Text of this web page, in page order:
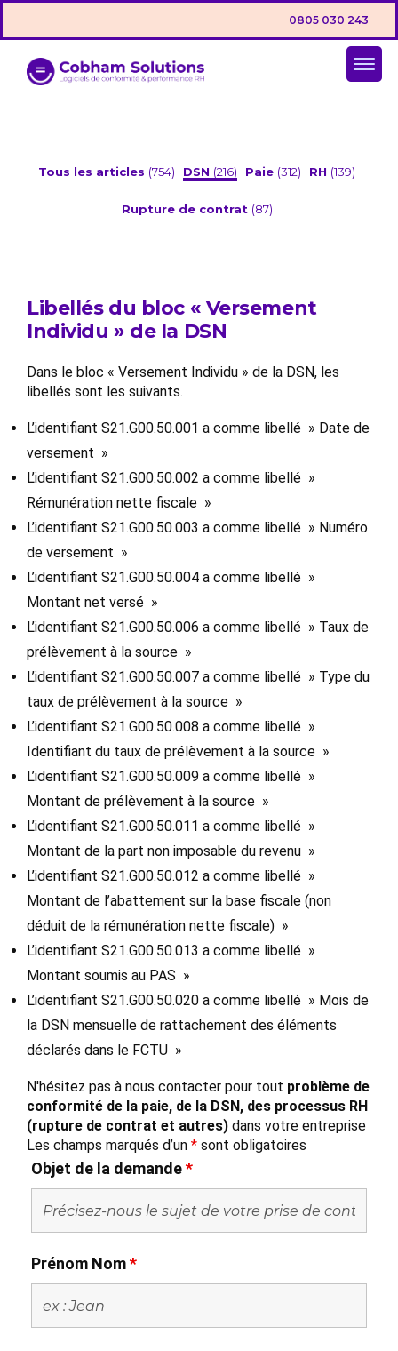
0805 030 243
Tous les articles (754) DSN (216) Paie (312) RH (139)
Rupture de contrat (87)
Libellés du bloc « Versement
Individu » de la DSN
Dans le bloc « Versement Individu » de la DSN, les
libellés sont les suivants.
L’identifiant S21.G00.50.001 a comme libellé » Date de
versement »
L’identifiant S21.G00.50.002 a comme libellé »
Rémunération nette fiscale »
L’identifiant S21.G00.50.003 a comme libellé » Numéro
de versement »
L’identifiant S21.G00.50.004 a comme libellé »
Montant net versé »
L’identifiant S21.G00.50.006 a comme libellé » Taux de
prélèvement à la source »
L’identifiant S21.G00.50.007 a comme libellé » Type du
taux de prélèvement à la source »
L’identifiant S21.G00.50.008 a comme libellé »
Identifiant du taux de prélèvement à la source »
L’identifiant S21.G00.50.009 a comme libellé »
Montant de prélèvement à la source »
L’identifiant S21.G00.50.011 a comme libellé »
Montant de la part non imposable du revenu »
L’identifiant S21.G00.50.012 a comme libellé »
Montant de l’abattement sur la base fiscale (non
déduit de la rémunération nette fiscale) »
L’identifiant S21.G00.50.013 a comme libellé »
Montant soumis au PAS »
L’identifiant S21.G00.50.020 a comme libellé » Mois de
la DSN mensuelle de rattachement des éléments
déclarés dans le FCTU »
N'hésitez pas à nous contacter pour tout problème de
conformité de la paie, de la DSN, des processus RH
(rupture de contrat et autres) dans votre entreprise
Les champs marqués d’un * sont obligatoires
Objet de la demande*
Prénom Nom*